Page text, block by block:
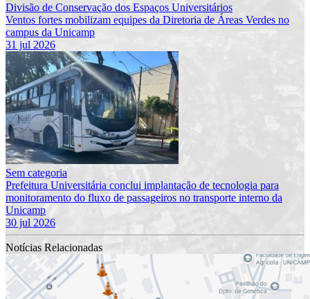
Divisão de Conservação dos Espaços Universitários
Ventos fortes mobilizam equipes da Diretoria de Áreas Verdes no
campus da Unicamp
31 jul 2026
Sem categoria
Prefeitura Universitária conclui implantação de tecnologia para
monitoramento do fluxo de passageiros no transporte interno da
Unicamp
30 jul 2026
Notícias Relacionadas